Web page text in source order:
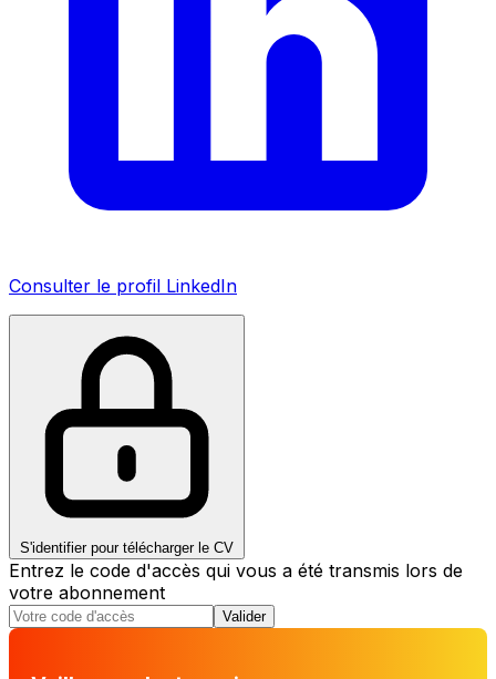
Consulter le profil LinkedIn
S'identifier pour télécharger le CV
Entrez le code d'accès qui vous a été transmis lors de
votre abonnement
Valider